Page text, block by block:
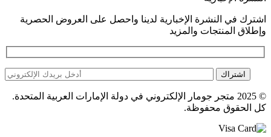
اشترك في النشرة الإخبارية لدينا واحصل على العروض الحصرية
وإطلاق المنتجات والمزيد
اشتراك
© 2025 متجر جومار الإلكتروني في دولة الإمارات العربية المتحدة.
كل الحقوق محفوظة.